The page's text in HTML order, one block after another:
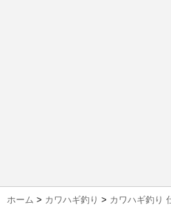
ホーム > カワハギ釣り > カワハギ釣り